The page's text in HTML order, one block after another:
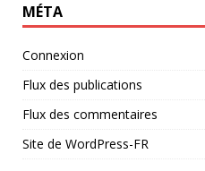
MÉTA
Connexion
Flux des publications
Flux des commentaires
Site de WordPress-FR